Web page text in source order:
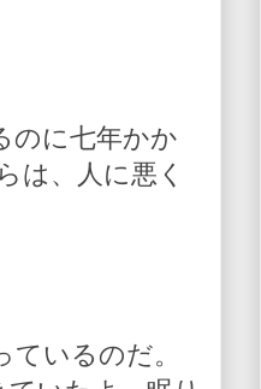
のに七年かか
は、人に悪く
いるのだ。